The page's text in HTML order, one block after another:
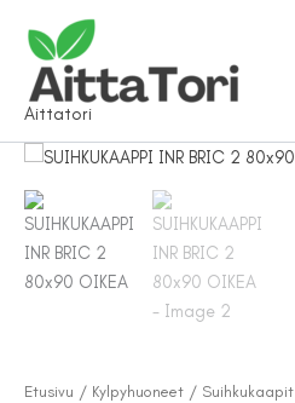
sisältöön
Aittatori
Etusivu / Kylpyhuoneet / Suihkukaapit